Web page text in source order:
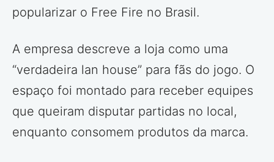
popularizar o Free Fire no Brasil.
A empresa descreve a loja como uma
“verdadeira lan house” para fãs do jogo. O
espaço foi montado para receber equipes
que queiram disputar partidas no local,
enquanto consomem produtos da marca.